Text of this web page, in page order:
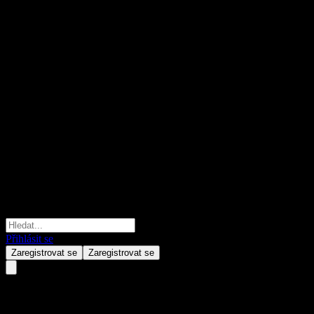
Přihlásit se
Zaregistrovat se Zaregistrovat se